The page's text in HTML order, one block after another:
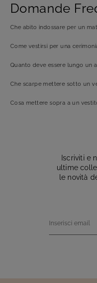
Domande
Che abito indossare per un
Come vestirsi per una
Quanto deve essere lungo un
Che scarpe mettere sotto un
Cosa mettere sopra a un
Iscriviti e
ultime
le novità
Inserisci email